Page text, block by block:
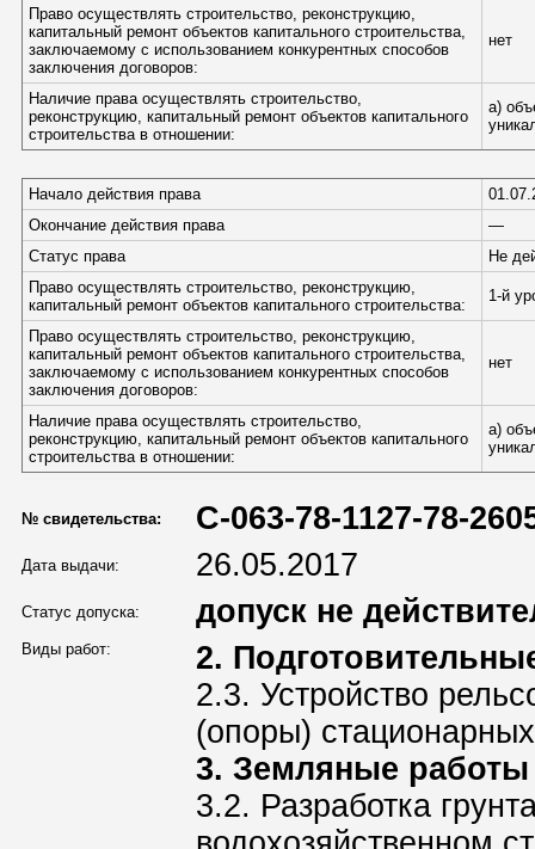
Право осуществлять строительство, реконструкцию,
капитальный ремонт объектов капитального строительства,
заключаемому с использованием конкурентных способов
заключения договоров:
нет
Наличие права осуществлять строительство,
реконструкцию, капитальный ремонт объектов капитального
строительства в отношении:
а)
Начало действия права
Окончание действия права
—
Статус права
Не
Право осуществлять строительство, реконструкцию,
капитальный ремонт объектов капитального строительства:
1-й
Право осуществлять строительство, реконструкцию,
капитальный ремонт объектов капитального строительства,
заключаемому с использованием конкурентных способов
заключения договоров:
нет
Наличие права осуществлять строительство,
реконструкцию, капитальный ремонт объектов капитального
строительства в отношении:
а)
№ свидетельства: С-063-78-1127-78-
Дата выдачи: 26.05.2017
Статус допуска: допуск не
Виды работ:
2.
2.3. Устройство
(опоры)
3. Земляные работы
3.2. Разработка